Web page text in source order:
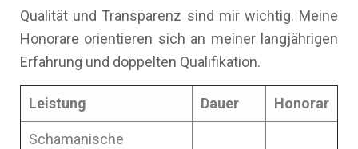
Qualität und Transparenz sind mir wichtig. Meine
Honorare orientieren sich an meiner langjährigen
Erfahrung und doppelten Qualifikation.
Leistung Dauer Honorar
Schamanische